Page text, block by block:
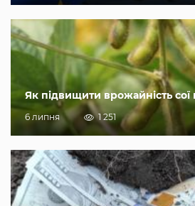
Як підвищити врожайність сої
6 липня 1 251